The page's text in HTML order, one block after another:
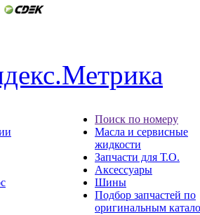
Поиск по номеру
Масла и сервисные
жидкости
Запчасти для Т.О.
Аксессуары
Шины
Подбор запчастей по
оригинальным